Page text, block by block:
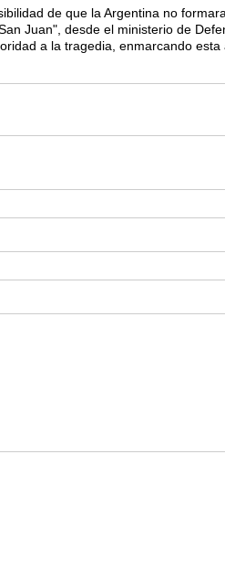
de que la Argentina no
Juan", desde el ministerio de
a la tragedia, enmarcando